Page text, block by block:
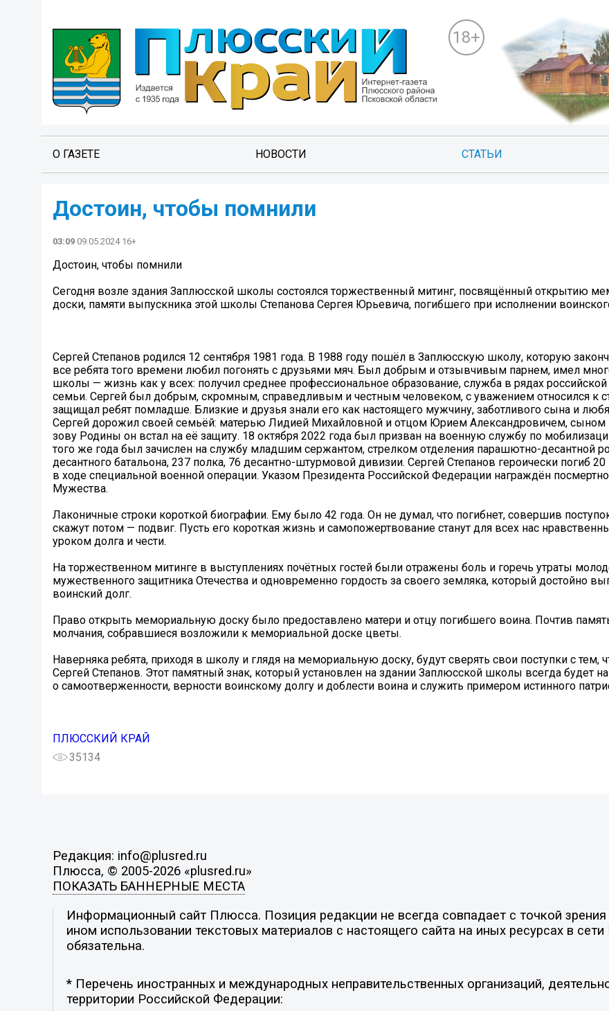
18+
О ГАЗЕТЕ НОВОСТИ СТАТЬИ
Достоин, чтобы помнили
03:09 09.05.2024 16+
Достоин, чтобы помнили
Сегодня возле здания Заплюсской школы состоялся торжественный митинг, посвящённый открытию
доски, памяти выпускника этой школы Степанова Сергея Юрьевича, погибшего при исполнении
Сергей Степанов родился 12 сентября 1981 года. В 1988 году пошёл в Заплюсскую школу, которую
все ребята того времени любил погонять с друзьями мяч. Был добрым и отзывчивым парнем, имел
школы — жизнь как у всех: получил среднее профессиональное образование, служба в рядах
семьи. Сергей был добрым, скромным, справедливым и честным человеком, с уважением относился к
защищал ребят помладше. Близкие и друзья знали его как настоящего мужчину, заботливого сына и
Сергей дорожил своей семьёй: матерью Лидией Михайловной и отцом Юрием Александровичем, сыном
зову Родины он встал на её защиту. 18 октября 2022 года был призван на военную службу по
того же года был зачислен на службу младшим сержантом, стрелком отделения парашютно-десантной
десантного батальона, 237 полка, 76 десантно-штурмовой дивизии. Сергей Степанов героически погиб
в ходе специальной военной операции. Указом Президента Российской Федерации награждён
Мужества.
Лаконичные строки короткой биографии. Ему было 42 года. Он не думал, что погибнет, совершив
скажут потом — подвиг. Пусть его короткая жизнь и самопожертвование станут для всех нас
уроком долга и чести.
На торжественном митинге в выступлениях почётных гостей были отражены боль и горечь утраты
мужественного защитника Отечества и одновременно гордость за своего земляка, который достойно
воинский долг.
Право открыть мемориальную доску было предоставлено матери и отцу погибшего воина. Почтив
молчания, собравшиеся возложили к мемориальной доске цветы.
Наверняка ребята, приходя в школу и глядя на мемориальную доску, будут сверять свои поступки с тем,
Сергей Степанов. Этот памятный знак, который установлен на здании Заплюсской школы всегда будет
о самоотверженности, верности воинскому долгу и доблести воина и служить примером истинного
ПЛЮССКИЙ КРАЙ
35134
Редакция: info@plusred.ru
Плюсса, © 2005-2026 «plusred.ru»
ПОКАЗАТЬ БАННЕРНЫЕ МЕСТА
Информационный сайт Плюсса. Позиция редакции не всегда совпадает с точкой зрения
ином использовании текстовых материалов с настоящего сайта на иных ресурсах в
обязательна.
* Перечень иностранных и международных неправительственных организаций,
территории Российской Федерации: